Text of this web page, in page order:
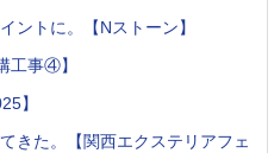
ントに。【Nストーン】
工事④】
】
きた。【関西エクステリアフェ